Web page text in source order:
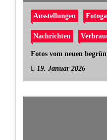
Ausstellungen
Nachrichten
Fotos vom neuen
19. Januar 2026